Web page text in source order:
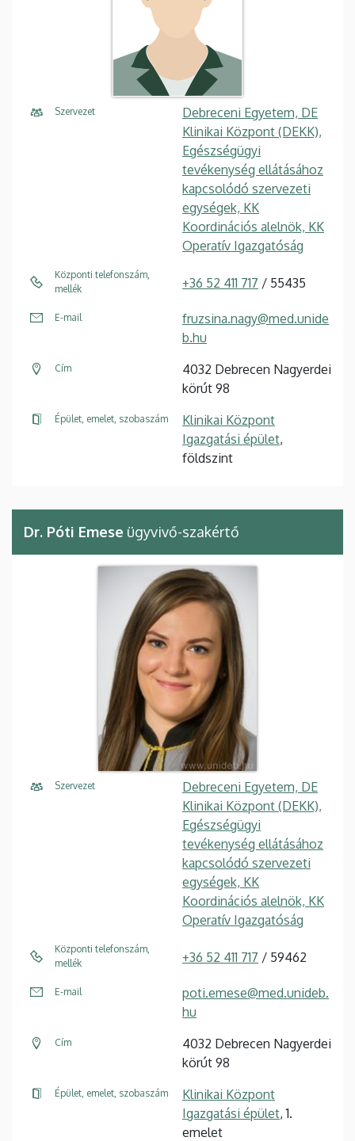
Szervezet
Debreceni Egyetem, DE
Klinikai Központ (DEKK),
Egészségügyi
tevékenység ellátásához
kapcsolódó szervezeti
egységek, KK
Koordinációs alelnök, KK
Operatív Igazgatóság
Központi telefonszám,
mellék
+36 52 411 717 / 55435
E-mail
fruzsina.nagy@med.unide
b.hu
Cím
4032 Debrecen Nagyerdei
körút 98
Épület, emelet, szobaszám
Klinikai Központ
Igazgatási épület,
földszint
Dr. Póti Emese ügyvivő-szakértő
Szervezet
Debreceni Egyetem, DE
Klinikai Központ (DEKK),
Egészségügyi
tevékenység ellátásához
kapcsolódó szervezeti
egységek, KK
Koordinációs alelnök, KK
Operatív Igazgatóság
Központi telefonszám,
mellék
+36 52 411 717 / 59462
E-mail
poti.emese@med.unideb.
hu
Cím
4032 Debrecen Nagyerdei
körút 98
Épület, emelet, szobaszám
Klinikai Központ
Igazgatási épület, 1.
emelet